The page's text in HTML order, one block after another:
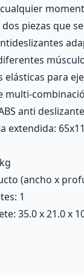
piezas que
elásticas para
multi-
anti
extendida:
(ancho x
1
35.0 x 21.0 x